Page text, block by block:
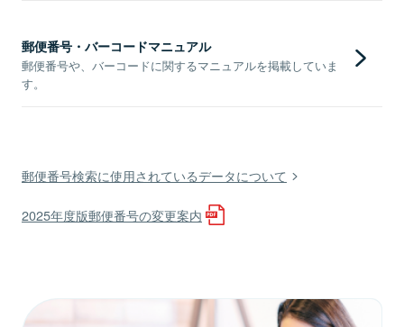
郵便番号・バーコードマニュアル
郵便番号や、バーコードに関するマニュアルを掲載していま
す。
郵便番号検索に使用されているデータについて
2025年度版郵便番号の変更案内